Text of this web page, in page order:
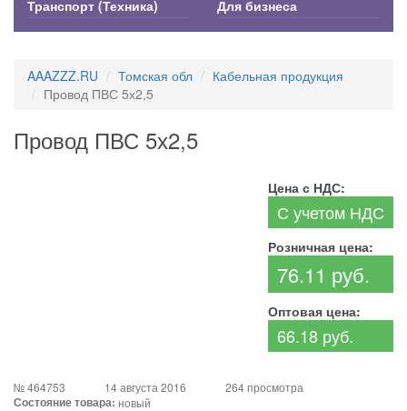
Транспорт (Техника)
Для бизнеса
AAAZZZ.RU Томская обл
Кабельная продукция
Провод ПВС 5х2,5
Провод ПВС 5х2,5
Цена с НДС:
С учетом НДС
Розничная цена:
76.11 руб.
Оптовая цена:
66.18 руб.
№ 464753 14 августа 2016 264 просмотра
Состояние товара: новый